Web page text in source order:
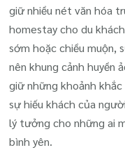
giữ nhiều nét văn hóa
homestay cho du
sớm hoặc chiều muộn,
nên khung cảnh huyền
giữ những khoảnh
sự hiếu khách của
lý tưởng cho những ai
bình yên.